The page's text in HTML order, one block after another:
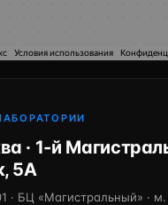
· 1-й
5А
· БЦ «Магистральный» ·